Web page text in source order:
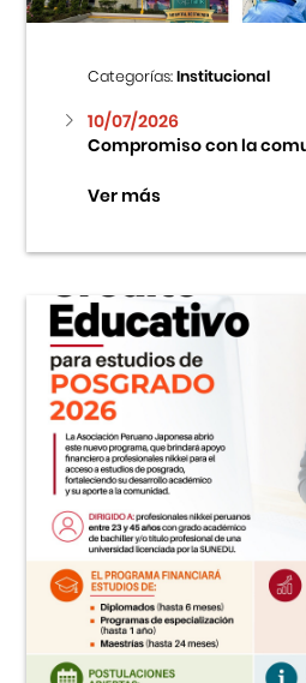
Categorías:Institucional
10/07/2026
Compromiso con la
Ver más